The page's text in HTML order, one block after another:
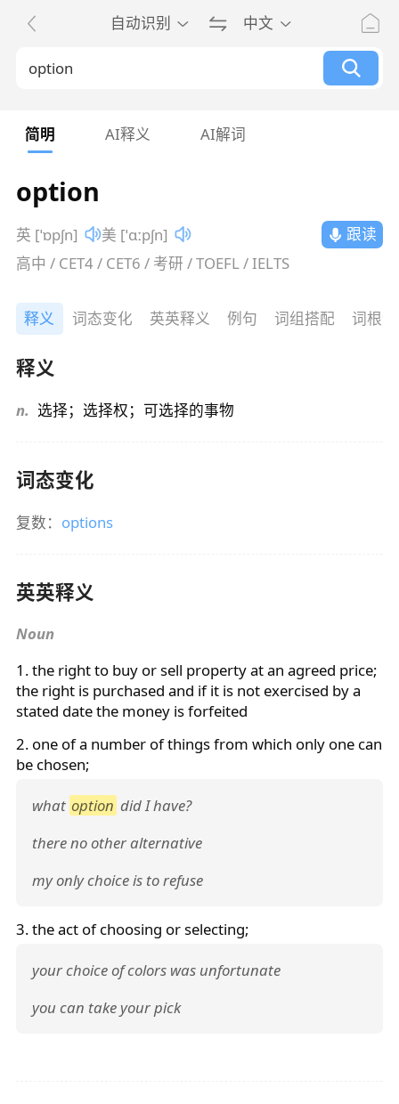
自动识别 中文
简明 AI释义 AI解词
option
英 [ˈɒpʃn] 美 [ˈɑːpʃn]
跟读
高中 / CET4 / CET6 / 考研 / TOEFL / IELTS
释义 词态变化 英英释义 例句 词组搭配 词根
释义
n. 选择；选择权；可选择的事物
词态变化
复数： options
英英释义
Noun
1. the right to buy or sell property at an agreed price;
the right is purchased and if it is not exercised by a
stated date the money is forfeited
2. one of a number of things from which only one can
be chosen;
what option did I have?
there no other alternative
my only choice is to refuse
3. the act of choosing or selecting;
your choice of colors was unfortunate
you can take your pick